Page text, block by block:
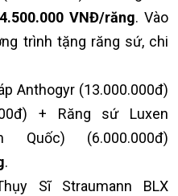
VNĐ/răng. Vào
trình tặng răng sứ, chi
Anthogyr (13.000.000đ)
+ Răng sứ Luxen
Quốc) (6.000.000đ)
.
Sĩ Straumann BLX